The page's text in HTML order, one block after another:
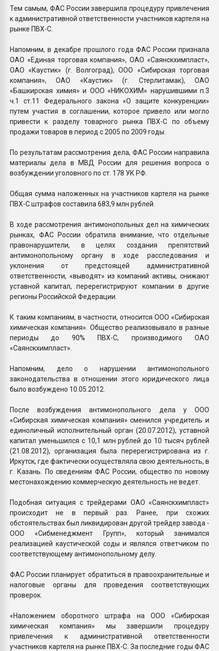
Тем самым, ФАС России завершила процедуру привлечения
к административной ответственности участников картеля на
рынке ПВХ-С.
Напомним, в декабре прошлого года ФАС России признала
ОАО «Единая торговая компания», ОАО «Саянскхимпласт»,
ОАО «Каустик» (г. Волгоград), ООО «Сибирская торговая
компания», ОАО «Каустик» (г. Стерлитамак), ОАО
«Башкирская химия» и ООО «НИКОХИМ» нарушившими п.3
ч.1 ст.11 Федерального закона «О защите конкуренции»
путем участия в соглашении, которое привело или могло
привести к разделу товарного рынка ПВХ-С по объему
продажи товаров в период с 2005 по 2009 годы.
По результатам рассмотрения дела, ФАС России направила
материалы дела в МВД России для решения вопроса о
возбуждении уголовного по ст. 178 УК РФ.
Общая сумма наложенных на участников картеля на рынке
ПВХ-С штрафов составила 683,9 млн рублей.
В ходе рассмотрения антимонопольных дел на химических
рынках, ФАС России обратила внимание, что отдельные
правонарушители, в целях создания препятствий
антимонопольному органу в ходе расследования и
уклонения от предстоящей административной
ответственности, «выводят» из компаний активы, снижают
уставной капитал, перерегистрируют компании в другие
регионы Российской Федерации.
К таким компаниям, в частности, относится ООО «Сибирская
химическая компания». Общество реализовывало в разные
периоды до 90% ПВХ-С, производимого ОАО
«Саянскхимпласт».
Напомним, дело о нарушении антимонопольного
законодательства в отношении этого юридического лица
было возбуждено 10.05.2012.
После возбуждения антимонопольного дела у ООО
«Сибирская химическая компания» сменился учредитель и
единоличный исполнительный орган (20.07.2012), уставной
капитал уменьшился с 10,1 млн рублей до 10 тысяч рублей
(21.08.2012), организация была перерегистрирована из г.
Иркутск, где фактически осуществляла свою деятельность, в
г. Казань. По сведениям ФАС России, общество по новому
местонахождению коммерческую деятельность не ведет.
Подобная ситуация с трейдерами ОАО «Саянскхимпласт»
происходит не в первый раз. Ранее, при схожих
обстоятельствах был ликвидирован другой трейдер завода -
ООО «Сибменеджмент Групп», который занимался
реализацией каустической соды и являлся ответчиком по
соответствующему антимонопольному делу.
ФАС России планирует обратиться в правоохранительные и
налоговые органы для проведения соответствующих
проверок.
«Наложением оборотного штрафа на ООО «Сибирская
химическая компания» мы завершили процедуру
привлечения к административной ответственности
участников картеля на рынке ПВХ-С. За последние годы ФАС